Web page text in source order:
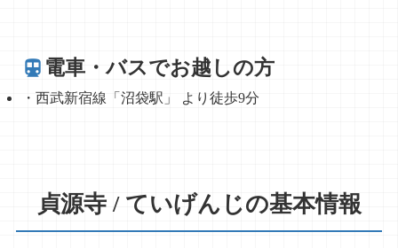
電車・バスでお越しの方
・西武新宿線「沼袋駅」 より徒歩9分
貞源寺 / ていげんじの基本情報